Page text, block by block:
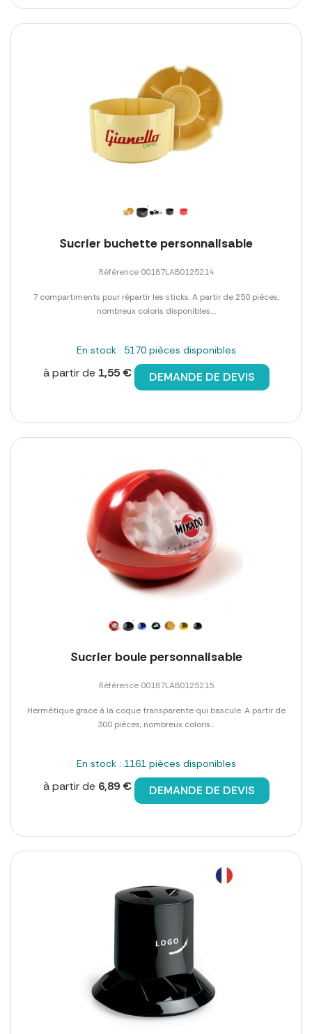
Sucrier buchette personnalisable
Référence 00187LAB0125214
7 compartiments pour répartir les sticks. A partir de 250 pièces,
nombreux coloris disponibles....
En stock : 5170 pièces disponibles
à partir de 1,55 € DEMANDE DE DEVIS
Sucrier boule personnalisable
Référence 00187LAB0125215
Hermétique grace à la coque transparente qui bascule. A partir de
300 pièces, nombreux coloris...
En stock : 1161 pièces disponibles
à partir de 6,89 € DEMANDE DE DEVIS